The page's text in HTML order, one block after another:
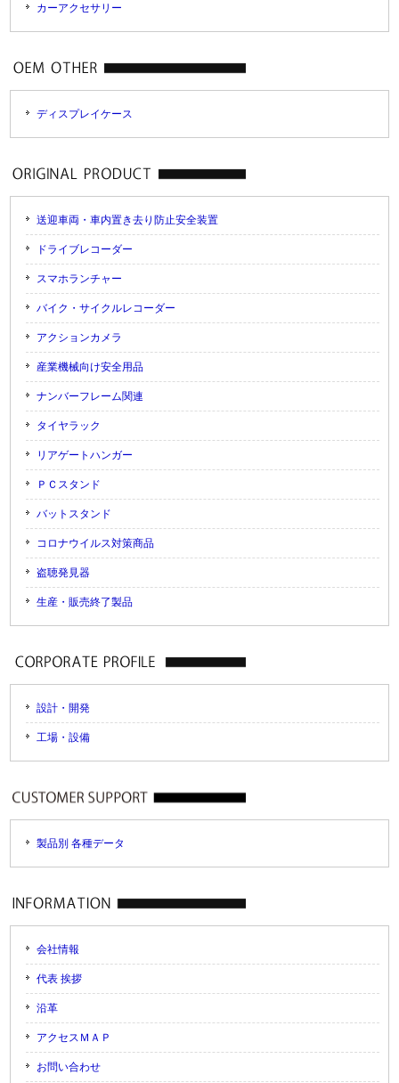
カーアクセサリー
ディスプレイケース
送迎車両・車内置き去り防止安全装置
ドライブレコーダー
スマホランチャー
バイク・サイクルレコーダー
アクションカメラ
産業機械向け安全用品
ナンバーフレーム関連
タイヤラック
リアゲートハンガー
ＰＣスタンド
バットスタンド
コロナウイルス対策商品
盗聴発見器
生産・販売終了製品
設計・開発
工場・設備
製品別 各種データ
会社情報
代表 挨拶
沿革
アクセスＭＡＰ
お問い合わせ